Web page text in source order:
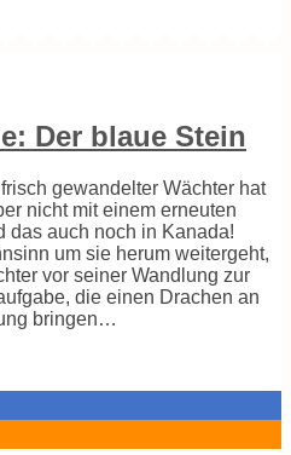
Der blaue Stein
gewandelter Wächter hat
nicht mit einem erneuten
das auch noch in Kanada!
um sie herum weitergeht,
vor seiner Wandlung zur
die einen Drachen an
bringen…